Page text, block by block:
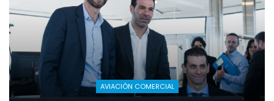
AVIACIÓN COMERCIAL